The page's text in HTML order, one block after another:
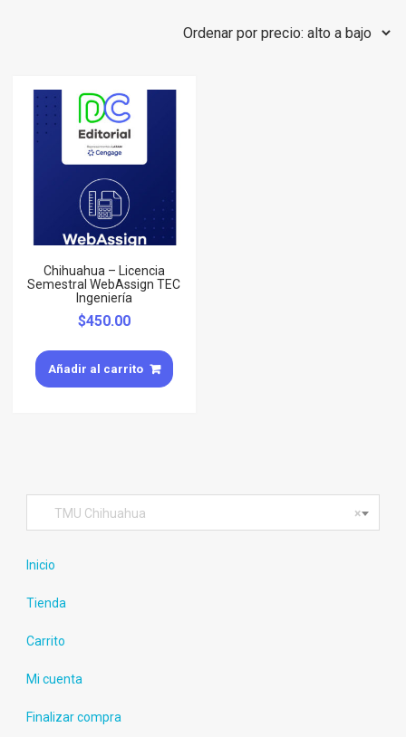
Chihuahua – Licencia
Semestral WebAssign TEC
Ingeniería
$450.00
Añadir al carrito
×
TMU Chihuahua
Inicio
Tienda
Carrito
Mi cuenta
Finalizar compra